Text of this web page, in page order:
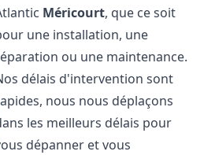
Méricourt, que ce soit
une installation, une
ou une maintenance.
délais d'intervention sont
nous nous déplaçons
les meilleurs délais pour
dépanner et vous